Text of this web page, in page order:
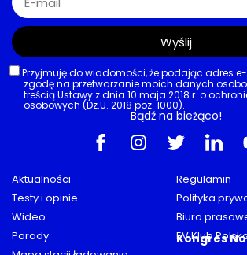
Aktualności
Testy i opinie
Wideo
Porady
Regulamin
Polityka
Biuro
EV Klub
Kongres
Przyjmuję do wiadomości, że podając adres
zgodę na przetwarzanie moich danych
treścią Ustawy z dnia 10 maja 2018 r. o
osobowych (Dz.U. 2018 poz. 1000).
Wyślij
Bądź na bieżąco!